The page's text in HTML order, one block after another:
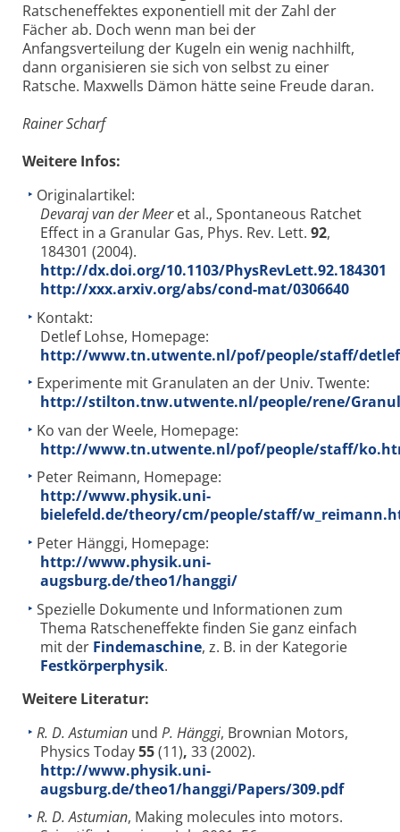
Ratscheneffektes exponentiell mit der Zahl der
Fächer ab. Doch wenn man bei der
Anfangsverteilung der Kugeln ein wenig nachhilft,
dann organisieren sie sich von selbst zu einer
Ratsche. Maxwells Dämon hätte seine Freude daran.
Rainer Scharf
Weitere Infos:
Originalartikel:
Devaraj van der Meeret al., Spontaneous Ratchet
Effect in a Granular Gas, Phys. Rev. Lett. 92,
184301 (2004).
http://dx.doi.org/10.1103/PhysRevLett.92.184301
http://xxx.arxiv.org/abs/cond-mat/0306640
Kontakt:
Detlef Lohse, Homepage:
http://www.tn.utwente.nl/pof/people/staff/
Experimente mit Granulaten an der Univ. Twente:
http://stilton.tnw.utwente.nl/people/rene/
Ko van der Weele, Homepage:
http://www.tn.utwente.nl/pof/people/staff/
Peter Reimann, Homepage:
http://www.physik.uni-
bielefeld.de/theory/cm/people/staff/
Peter Hänggi, Homepage:
http://www.physik.uni-
augsburg.de/theo1/hanggi/
Spezielle Dokumente und Informationen zum
Thema Ratscheneffekte finden Sie ganz einfach
mit der Findemaschine, z. B. in der Kategorie
Festkörperphysik.
Weitere Literatur:
R. D. Astumian und P. Hänggi, Brownian Motors,
Physics Today55(11), 33 (2002).
http://www.physik.uni-
augsburg.de/theo1/hanggi/Papers/309.pdf
R. D. Astumian, Making molecules into motors.